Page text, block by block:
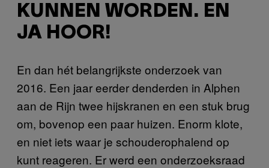
KUNNEN WORDEN. EN
JA HOOR!
En dan hét belangrijkste onderzoek van
2016. Een jaar eerder denderden in Alphen
aan de Rijn twee hijskranen en een stuk brug
om, bovenop een paar huizen. Enorm klote,
en niet iets waar je schouderophalend op
kunt reageren. Er werd een onderzoeksraad